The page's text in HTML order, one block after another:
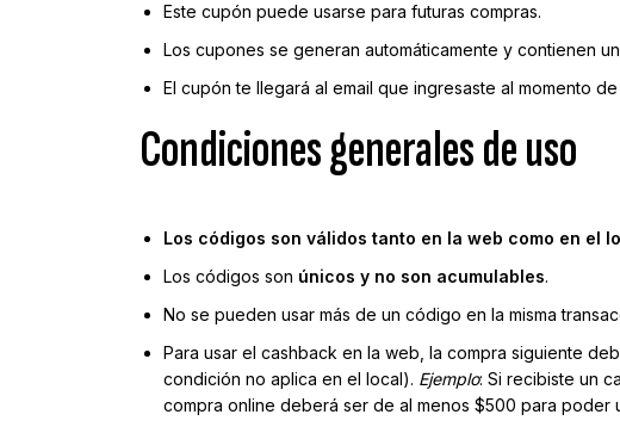
Este cupón puede usarse para futuras compras.
Los cupones se generan automáticamente y contienen
El cupón te llegará al email que ingresaste al momento
Condiciones generales de uso
Los códigos son válidos tanto en la web como en el
Los códigos son únicos y no son acumulables.
No se pueden usar más de un código en la misma
Para usar el cashback en la web, la compra siguiente
condición no aplica en el local). Ejemplo: Si recibiste un
compra online deberá ser de al menos $500 para poder